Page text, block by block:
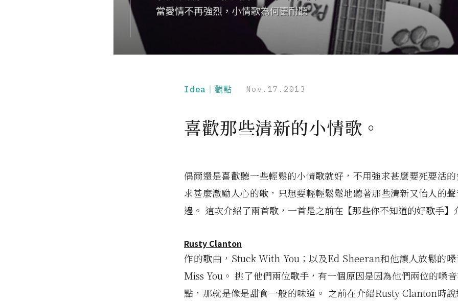
Idea｜觀點 Nov.17.2013
喜歡那些清新的小情歌。
偶爾還是喜歡聽一些輕鬆的小情歌就好，不用強求甚麼要死要活
求甚麼激勵人心的歌，只想要輕輕鬆鬆地聽著那些清新又怡人的
邊。 這次介紹了兩首歌，一首是之前在【那些你不知道的好歌手】
Rusty Clanton
作的歌曲，Stuck With You；以及Ed Sheeran和他讓人放鬆的嗓
Miss You。 挑了他們兩位歌手，有一個原因是因為他們兩位的嗓
點，那就是像是甜食一般的味道。 之前在介紹Rusty Clanton時